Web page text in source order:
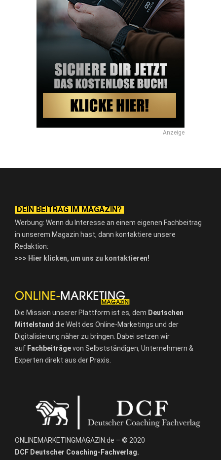
Anzeige
DEIN BEITRAG IM MAGAZIN?
Werbung: Wenn du Interesse an einem eigenen Fachbeitrag
in unserem Magazin hast, dann kontaktiere unsere
Redaktion:
>>> Hier klicken, um uns zu kontaktieren!
Die Mission unserer Plattform ist es, dem Deutschen
Mittelstand die Welt des Online-Marketings und der
Digitalisierung näher zu bringen. Dabei setzen wir
auf Fachbeiträgevon Selbstständigen, Unternehmern &
Experten direkt aus der Praxis.
ONLINEMARKETINGMAGAZIN.de – © 2020
DCF Deutscher Coaching-Fachverlag.